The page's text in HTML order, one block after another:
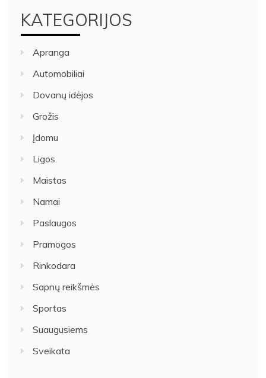
KATEGORIJOS
Apranga
Automobiliai
Dovanų idėjos
Grožis
Įdomu
Ligos
Maistas
Namai
Paslaugos
Pramogos
Rinkodara
Sapnų reikšmės
Sportas
Suaugusiems
Sveikata